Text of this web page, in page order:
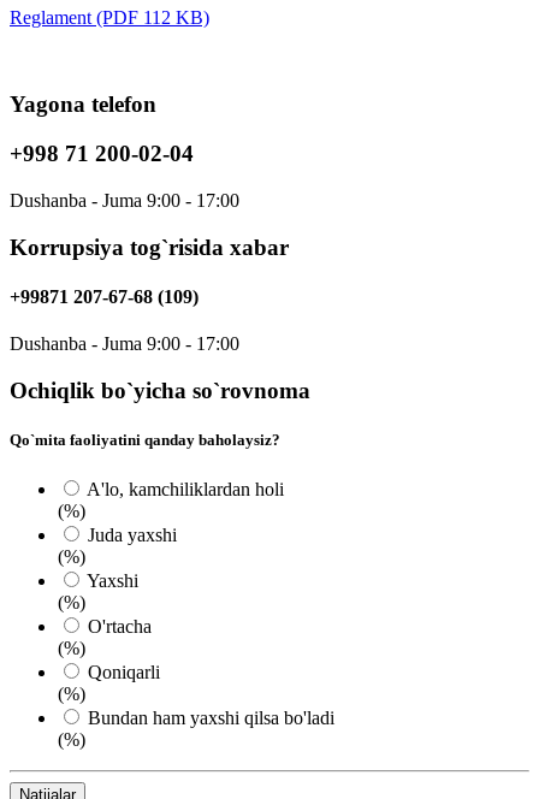
Reglament (PDF 112 KB)
Yagona telefon
+998 71 200-02-04
Dushanba - Juma 9:00 - 17:00
Korrupsiya tog`risida xabar
+99871 207-67-68 (109)
Dushanba - Juma 9:00 - 17:00
Ochiqlik bo`yicha so`rovnoma
Qo`mita faoliyatini qanday baholaysiz?
A'lo, kamchiliklardan holi
(%)
Juda yaxshi
(%)
Yaxshi
(%)
O'rtacha
(%)
Qoniqarli
(%)
Bundan ham yaxshi qilsa bo'ladi
(%)
Natijalar